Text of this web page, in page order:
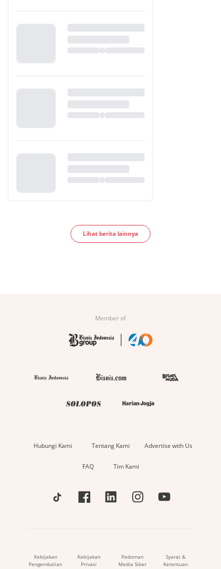
Lihat berita lainnya
Member of
Hubungi Kami Tentang Kami Advertise with Us
FAQ Tim Kami
Kebijakan
Pengembalian
Kebijakan
Privasi
Pedoman
Media Siber
Syarat &
Ketentuan